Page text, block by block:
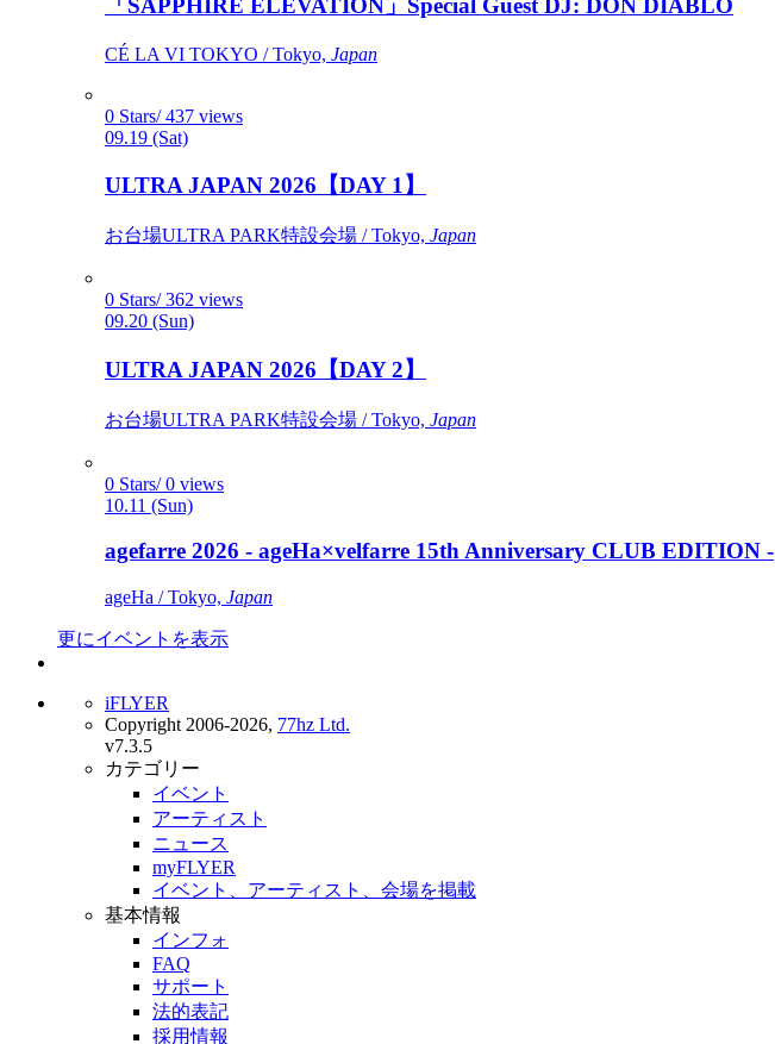
「SAPPHIRE ELEVATION」Special Guest DJ: DON DIABLO
CÉ LA VI TOKYO / Tokyo, Japan
0 Stars/ 437 views
09.19 (Sat)
ULTRA JAPAN 2026【DAY 1】
お台場ULTRA PARK特設会場 / Tokyo, Japan
0 Stars/ 362 views
09.20 (Sun)
ULTRA JAPAN 2026【DAY 2】
お台場ULTRA PARK特設会場 / Tokyo, Japan
0 Stars/ 0 views
10.11 (Sun)
agefarre 2026 - ageHa×velfarre 15th Anniversary CLUB EDITION -
ageHa / Tokyo, Japan
更にイベントを表示
iFLYER
Copyright 2006-2026, 77hz Ltd.
v7.3.5
カテゴリー
イベント
アーティスト
ニュース
myFLYER
イベント、アーティスト、会場を掲載
基本情報
インフォ
FAQ
サポート
法的表記
採用情報